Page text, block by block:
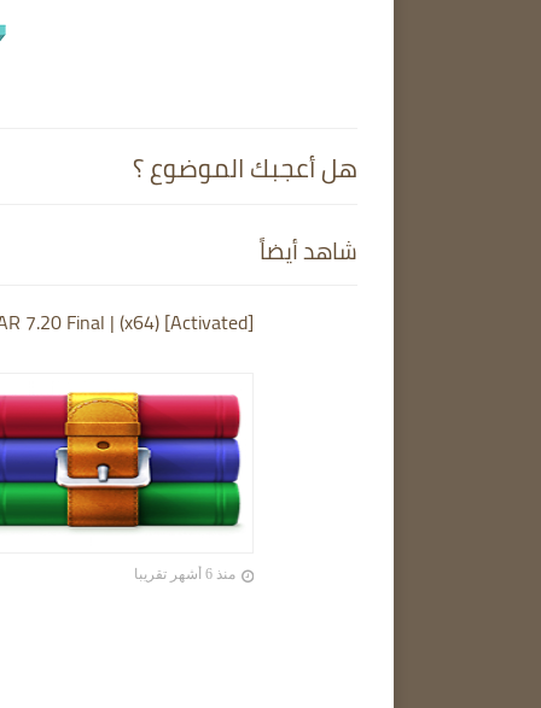
هل أعجبك الموضوع ؟
شاهد أيضاً
7.20 Final | (x64) [Activated]
منذ 6 أشهر تقريبا